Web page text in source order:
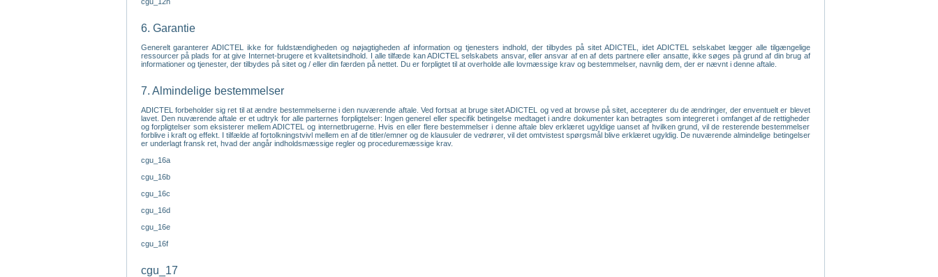
6. Garantie
Generelt garanterer ADICTEL ikke for fuldstændigheden og nøjagtigheden af information og tjenesters indhold, der tilbydes på sitet ADICTEL, idet ADICTEL selskabet lægger alle tilgængelige
ressourcer på plads for at give Internet-brugere et kvalitetsindhold. I alle tilfæde kan ADICTEL selskabets ansvar, eller ansvar af en af dets partnere eller ansatte, ikke søges på grund af din brug af
informationer og tjenester, der tilbydes på sitet og / eller din færden på nettet. Du er forpligtet til at overholde alle lovmæssige krav og bestemmelser, navnlig dem, der er nævnt i denne aftale.
7. Almindelige bestemmelser
ADICTEL forbeholder sig ret til at ændre bestemmelserne i den nuværende aftale. Ved fortsat at bruge sitet ADICTEL og ved at browse på sitet, accepterer du de ændringer, der enventuelt er blevet
lavet. Den nuværende aftale er et udtryk for alle parternes forpligtelser: Ingen generel eller specifik betingelse medtaget i andre dokumenter kan betragtes som integreret i omfanget af de rettigheder
og forpligtelser som eksisterer mellem ADICTEL og internetbrugerne. Hvis en eller flere bestemmelser i denne aftale blev erklæret ugyldige uanset af hvilken grund, vil de resterende bestemmelser
forblive i kraft og effekt. I tilfælde af fortolkningstvivl mellem en af de titler/emner og de klausuler de vedrører, vil det omtvistest spørgsmål blive erklæret ugyldig. De nuværende almindelige betingelser
er underlagt fransk ret, hvad der angår indholdsmæssige regler og proceduremæssige krav.
cgu_16a
cgu_16b
cgu_16c
cgu_16d
cgu_16e
cgu_16f
cgu_17